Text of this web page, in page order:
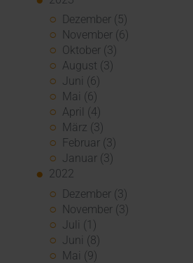
Dezember (5)
November (6)
Oktober (3)
August (3)
Juni (6)
Mai (6)
April (4)
März (3)
Februar (3)
Januar (3)
2022
Dezember (3)
November (3)
Juli (1)
Juni (8)
Mai (9)